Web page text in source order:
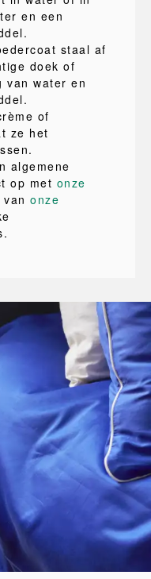
en een
staal af
doek of
van water en
of
ze het
algemene
op met onze
onze